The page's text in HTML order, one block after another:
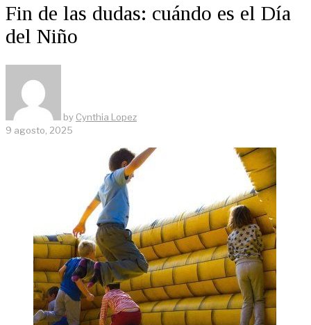
Fin de las dudas: cuándo es el Día
del Niño
by Cynthia Lopez
9 agosto, 2025